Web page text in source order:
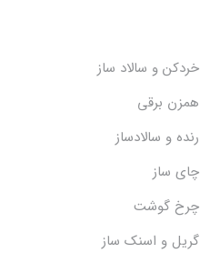
خردکن و سالاد ساز
همزن برقی
رنده و سالادساز
چای ساز
چرخ گوشت
گریل و اسنک‌ ساز